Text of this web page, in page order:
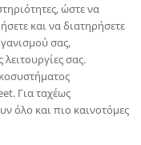
ώστε να
και να διατηρήσετε
σας,
σας.
Για ταχέως
όλο και πιο καινοτόμες